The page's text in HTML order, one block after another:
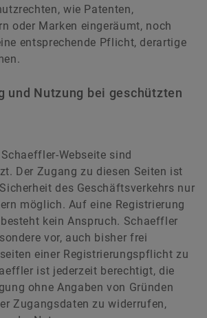
wie Patenten,
oder Marken eingeräumt, noch
entsprechende Pflicht, derartige
und Nutzung bei geschützten
Webseite sind
Der Zugang zu diesen Seiten ist
des Geschäftsverkehrs nur
möglich. Auf eine Registrierung
kein Anspruch. Schaeffler
vor, auch bisher frei
einer Registrierungspflicht zu
ist jederzeit berechtigt, die
ohne Angaben von Gründen
Zugangsdaten zu widerrufen,